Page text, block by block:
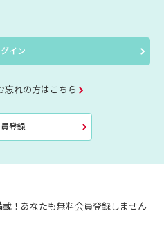
イン
忘れの方はこちら
登録
！あなたも無料会員登録しません